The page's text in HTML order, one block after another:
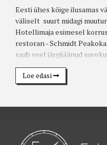
Eesti ühes kõige ilusamas
väliselt suurt midagi
Hotellimaja esimesel
restoran - Schmidt
saab veel järgijäänud
Loe edasi